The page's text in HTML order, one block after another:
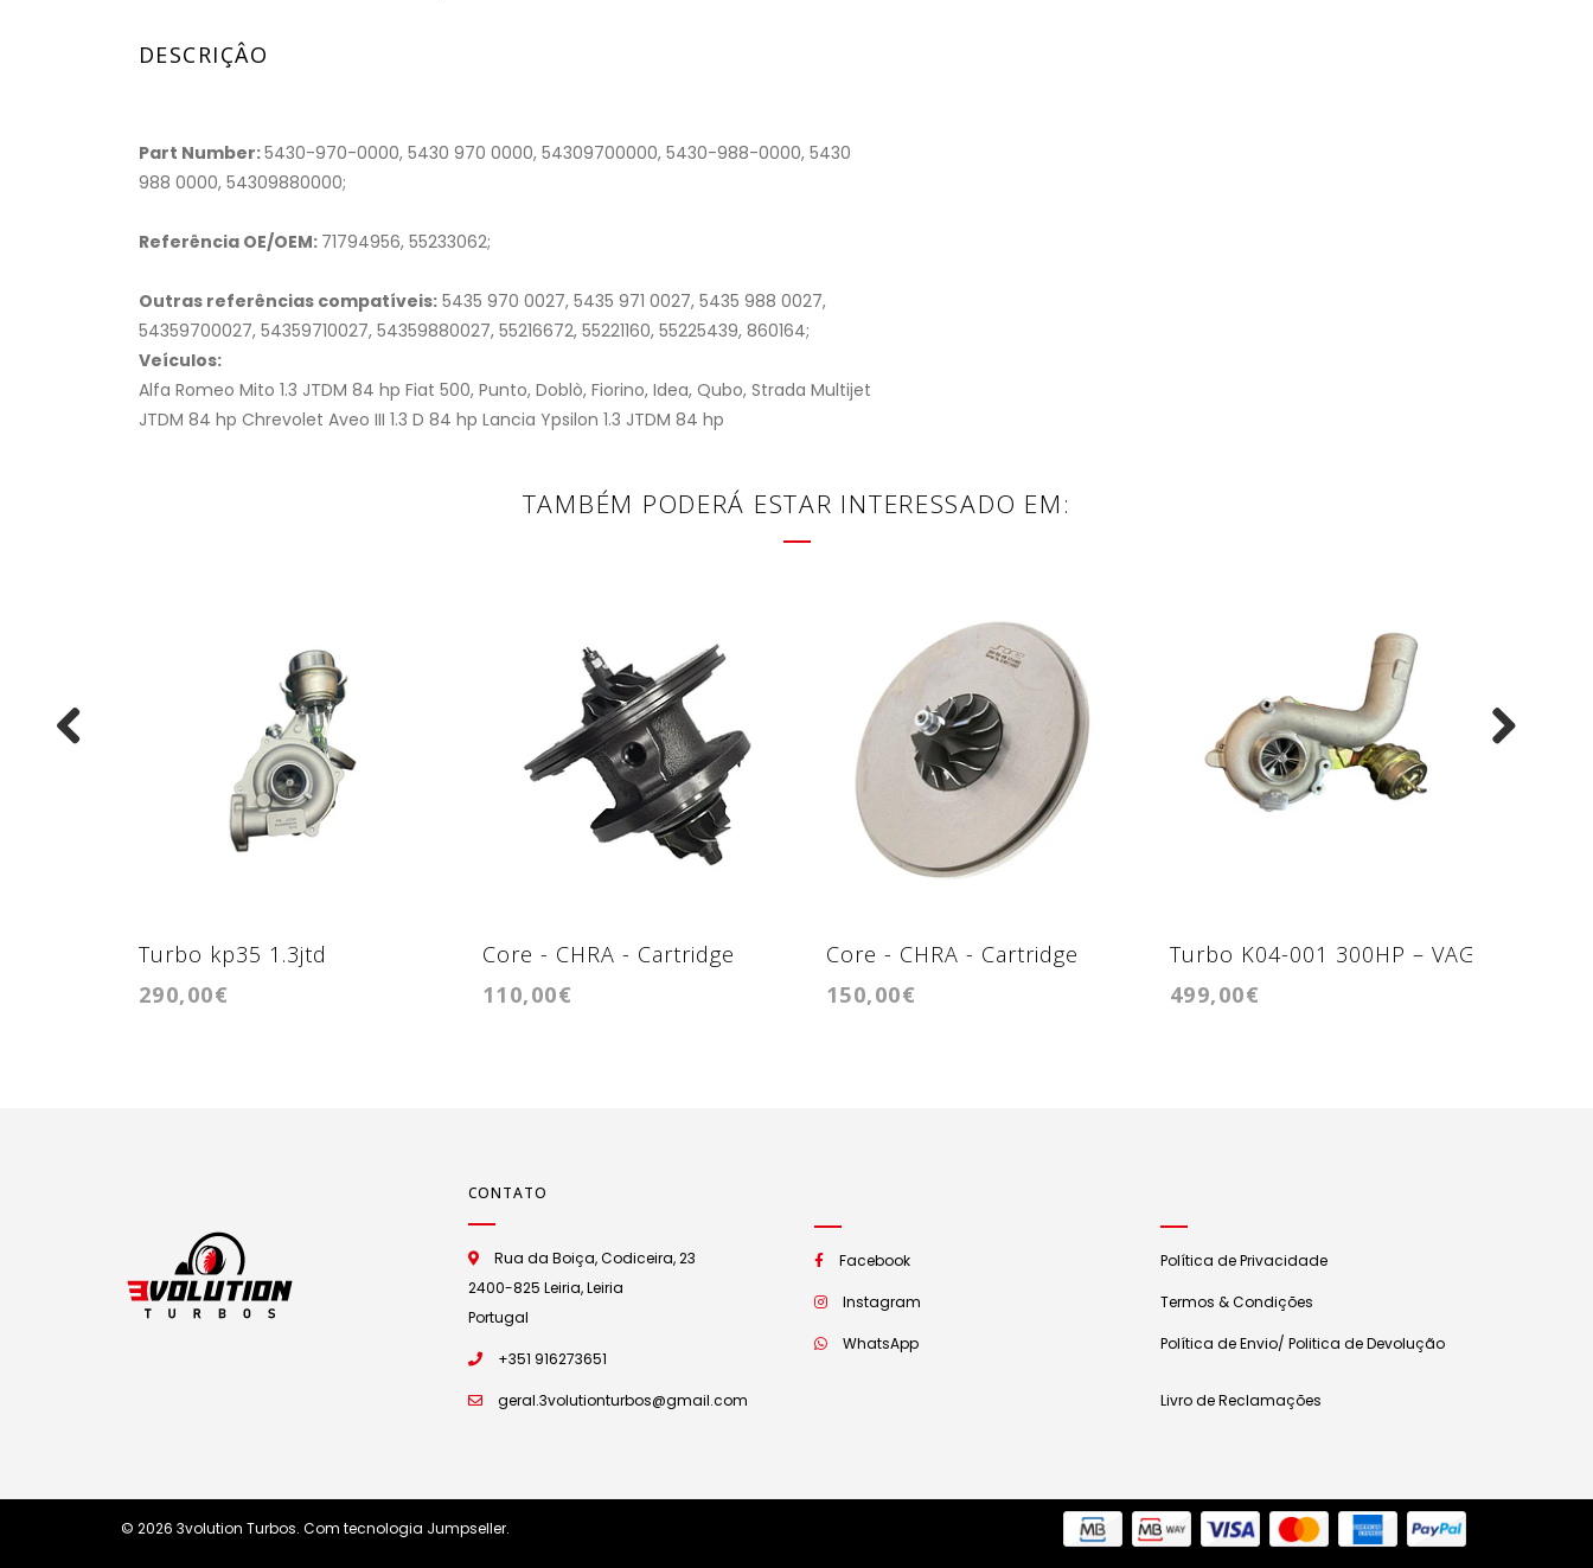
DESCRIÇÂO
Part Number:5430-970-0000, 5430 970 0000, 54309700000, 5430-988-0000, 5430
988 0000, 54309880000;
Referência OE/OEM: 71794956, 55233062;
Outras referências compatíveis: 5435 970 0027, 5435 971 0027, 5435 988 0027,
54359700027, 54359710027, 54359880027, 55216672, 55221160, 55225439, 860164;
Veículos:
Alfa Romeo Mito 1.3 JTDM 84 hp Fiat 500, Punto, Doblò, Fiorino, Idea, Qubo, Strada Multijet
JTDM 84 hp Chrevolet Aveo III 1.3 D 84 hp Lancia Ypsilon 1.3 JTDM 84 hp
TAMBÉM PODERÁ ESTAR INTERESSADO EM:
Turbo kp35 1.3jtd
290,00€
Core - CHRA - Cartridge
kp35 1.4hdi
110,00€
Core - CHRA - Cartridge
GTB1446SZ
150,00€
Turbo K04-001 300HP – VAG
1.8T 20VT
499,00€
CONTATO
Rua da Boiça, Codiceira, 23
2400-825 Leiria, Leiria
Portugal
+351 916273651
geral.3volutionturbos@gmail.com
Facebook
Instagram
WhatsApp
Política de Privacidade
Termos & Condições
Política de Envio/ Politica de Devolução
Livro de Reclamações
© 2026 3volution Turbos. Com tecnologia Jumpseller.